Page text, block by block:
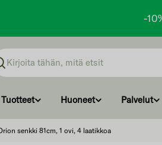
-
Tuotteet Huoneet Palvelut
senkki 81cm, 1 ovi, 4 laatikkoa